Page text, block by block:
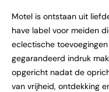
Motel is ontstaan uit
have label voor meiden
eclectische
gegarandeerd indruk
opgericht nadat de
van vrijheid, ontdekking